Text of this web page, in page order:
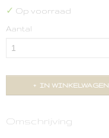
✓ Op voorraad
Aantal
IN WINKELWAGEN
Omschrijving